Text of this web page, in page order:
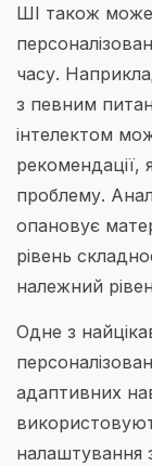
ШІ також може
часу.
з певним
інтелектом
рекомендації,
проблему.
опановує
рівень
належний
Одне з
адаптивних
налаштування